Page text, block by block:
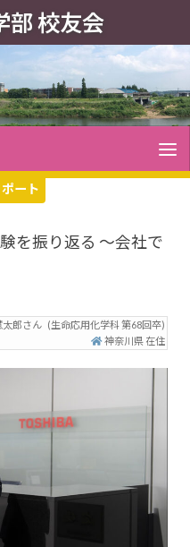
部 校友会
ート
を振り返る ～会社で
郎さん (生命応用化学科 第68回卒)
神奈川県 在住